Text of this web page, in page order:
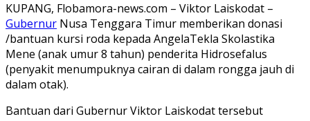
KUPANG, Flobamora-news.com – Viktor Laiskodat –
Gubernur Nusa Tenggara Timur memberikan donasi
/bantuan kursi roda kepada AngelaTekla Skolastika
Mene (anak umur 8 tahun) penderita Hidrosefalus
(penyakit menumpuknya cairan di dalam rongga jauh di
dalam otak).
Bantuan dari Gubernur Viktor Laiskodat tersebut